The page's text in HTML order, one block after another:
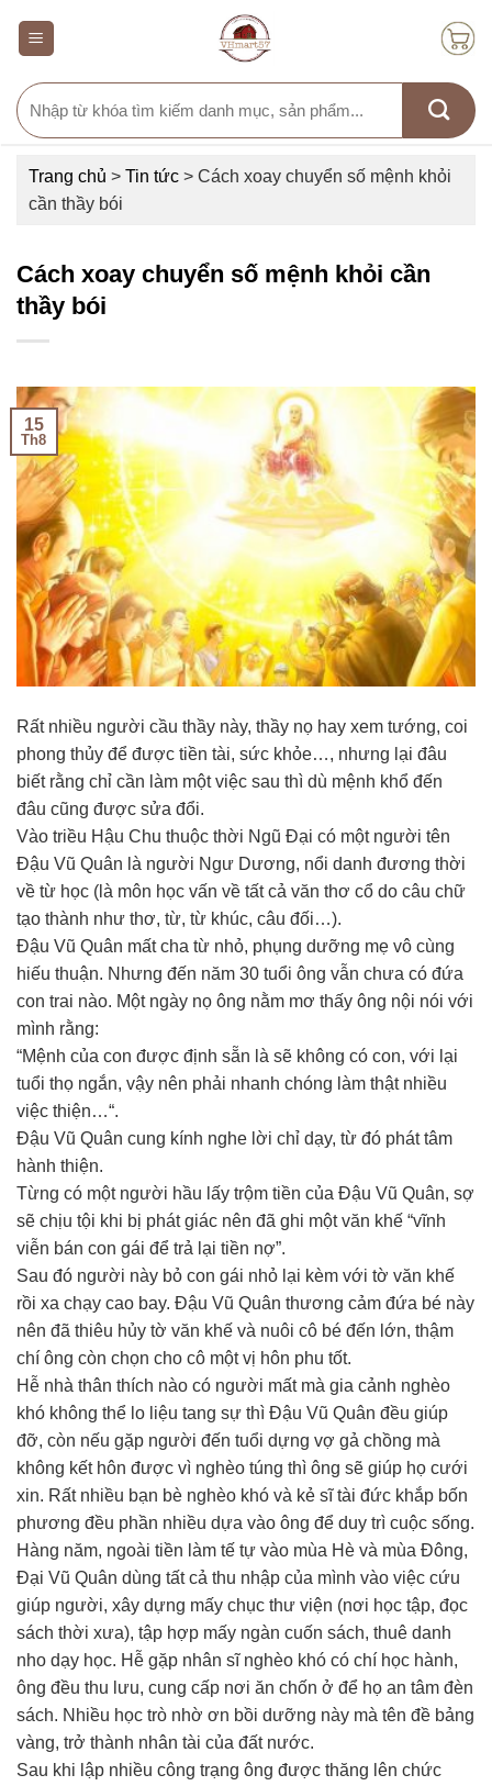
Search
for:
Trang chủ > Tin tức > Cách xoay chuyển số mệnh khỏi
cần thầy bói
Cách xoay chuyển số mệnh khỏi cần
thầy bói
15
Th8
Rất nhiều người cầu thầy này, thầy nọ hay xem tướng, coi
phong thủy để được tiền tài, sức khỏe…, nhưng lại đâu
biết rằng chỉ cần làm một việc sau thì dù mệnh khổ đến
đâu cũng được sửa đổi.
Vào triều Hậu Chu thuộc thời Ngũ Đại có một người tên
Đậu Vũ Quân là người Ngư Dương, nổi danh đương thời
về từ học (là môn học vấn về tất cả văn thơ cổ do câu chữ
tạo thành như thơ, từ, từ khúc, câu đối…).
Đậu Vũ Quân mất cha từ nhỏ, phụng dưỡng mẹ vô cùng
hiếu thuận. Nhưng đến năm 30 tuổi ông vẫn chưa có đứa
con trai nào. Một ngày nọ ông nằm mơ thấy ông nội nói với
mình rằng:
“Mệnh của con được định sẵn là sẽ không có con, với lại
tuổi thọ ngắn, vậy nên phải nhanh chóng làm thật nhiều
việc thiện…“.
Đậu Vũ Quân cung kính nghe lời chỉ dạy, từ đó phát tâm
hành thiện.
Từng có một người hầu lấy trộm tiền của Đậu Vũ Quân, sợ
sẽ chịu tội khi bị phát giác nên đã ghi một văn khế “vĩnh
viễn bán con gái để trả lại tiền nợ”.
Sau đó người này bỏ con gái nhỏ lại kèm với tờ văn khế
rồi xa chạy cao bay. Đậu Vũ Quân thương cảm đứa bé này
nên đã thiêu hủy tờ văn khế và nuôi cô bé đến lớn, thậm
chí ông còn chọn cho cô một vị hôn phu tốt.
Hễ nhà thân thích nào có người mất mà gia cảnh nghèo
khó không thể lo liệu tang sự thì Đậu Vũ Quân đều giúp
đỡ, còn nếu gặp người đến tuổi dựng vợ gả chồng mà
không kết hôn được vì nghèo túng thì ông sẽ giúp họ cưới
xin. Rất nhiều bạn bè nghèo khó và kẻ sĩ tài đức khắp bốn
phương đều phần nhiều dựa vào ông để duy trì cuộc sống.
Hàng năm, ngoài tiền làm tế tự vào mùa Hè và mùa Đông,
Đại Vũ Quân dùng tất cả thu nhập của mình vào việc cứu
giúp người, xây dựng mấy chục thư viện (nơi học tập, đọc
sách thời xưa), tập hợp mấy ngàn cuốn sách, thuê danh
nho dạy học. Hễ gặp nhân sĩ nghèo khó có chí học hành,
ông đều thu lưu, cung cấp nơi ăn chốn ở để họ an tâm đèn
sách. Nhiều học trò nhờ ơn bồi dưỡng này mà tên đề bảng
vàng, trở thành nhân tài của đất nước.
Sau khi lập nhiều công trạng ông được thăng lên chức